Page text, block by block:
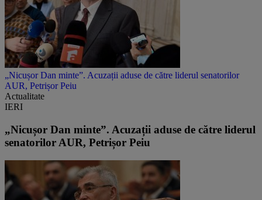
„Nicușor Dan minte”. Acuzații aduse de către liderul senatorilor
AUR, Petrișor Peiu
Actualitate
IERI
„Nicușor Dan minte”. Acuzații aduse de către liderul
senatorilor AUR, Petrișor Peiu